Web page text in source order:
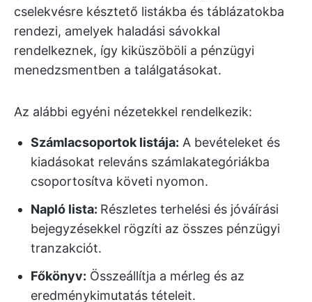
cselekvésre késztető listákba és táblázatokba
rendezi, amelyek haladási sávokkal
rendelkeznek, így kiküszöböli a pénzügyi
menedzsmentben a találgatásokat.
Az alábbi egyéni nézetekkel rendelkezik:
Számlacsoportok listája: A bevételeket és
kiadásokat releváns számlakategóriákba
csoportosítva követi nyomon.
Napló lista: Részletes terhelési és jóváírási
bejegyzésekkel rögzíti az összes pénzügyi
tranzakciót.
Főkönyv: Összeállítja a mérleg és az
eredménykimutatás tételeit.